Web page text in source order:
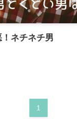
ネチネチ男
1